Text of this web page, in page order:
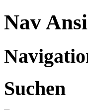
Nav
Suchen